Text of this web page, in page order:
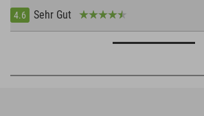
4.6
Sehr Gut